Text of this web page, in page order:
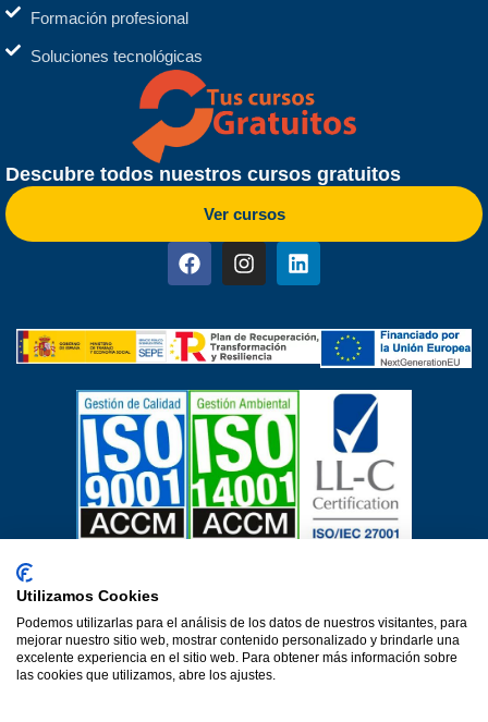
Formación profesional
Soluciones tecnológicas
Descubre todos nuestros cursos gratuitos
Ver cursos
Aviso LegalPolítica de privacidad
Política de calidadProtección de datos
Declaración de accesibilidad
Utilizamos Cookies
Podemos utilizarlas para el análisis de los datos de nuestros visitantes, para
mejorar nuestro sitio web, mostrar contenido personalizado y brindarle una
excelente experiencia en el sitio web. Para obtener más información sobre
las cookies que utilizamos, abre los ajustes.